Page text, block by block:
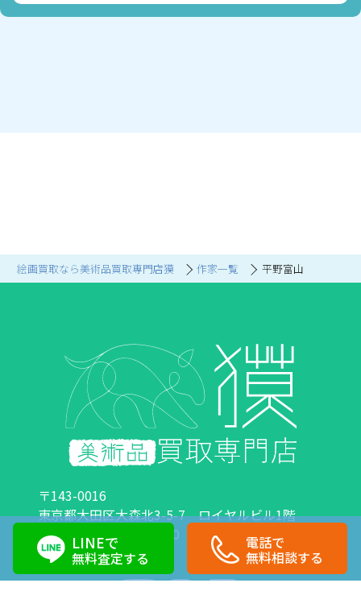
LINEで
無料査定する
電話で
無料相談する
絵画買取なら美術品買取専門店獏 作家一覧 平野富山
〒143-0016
東京都大田区大森北3-5-7 ロイヤルビル1階
営業時間：10:00～18:00 定休日：日曜日・祝日
0120-89-0007 03-6423-1033